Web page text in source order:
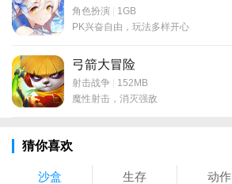
角色扮演 | 1GB
PK兴奋自由，玩法多样开心
弓箭大冒险
射击战争 | 152MB
魔性射击，消灭强敌
猜你喜欢
沙盒 生存 动作